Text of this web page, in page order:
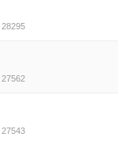
28295
27562
27543